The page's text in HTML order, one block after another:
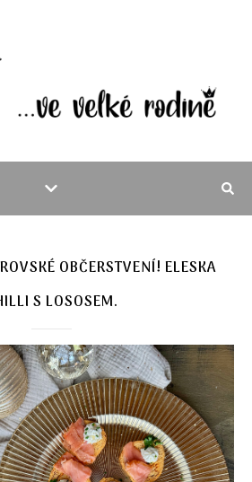
OBČERSTVENÍ! ELESKA
S LOSOSEM.